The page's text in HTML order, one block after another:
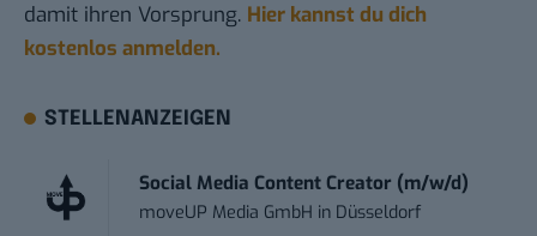
damit ihren Vorsprung. Hier kannst du dich
kostenlos anmelden.
STELLENANZEIGEN
Social Media Content Creator (m/w/d)
moveUP Media GmbH in Düsseldorf